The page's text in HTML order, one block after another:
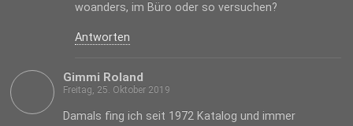
woanders, im Büro oder so versuchen?
Antworten
Gimmi Roland
Freitag, 25. Oktober 2019
Damals fing ich seit 1972 Katalog und immer